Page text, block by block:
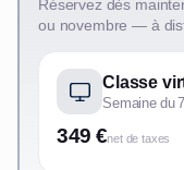
Réservez dès
ou novembre — à
Classe
Semaine du
349 €net de taxes